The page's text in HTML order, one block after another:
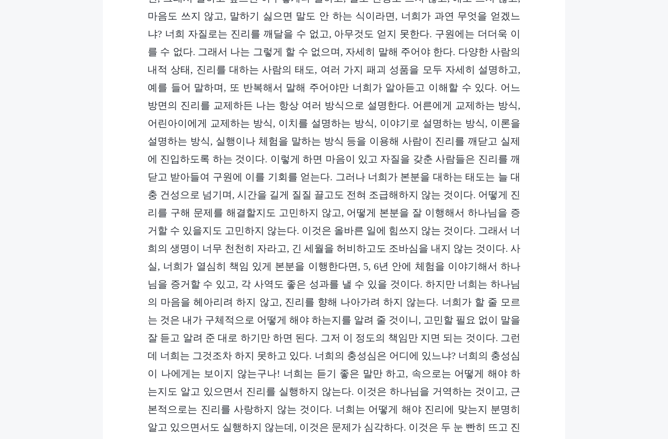
마음도 쓰지 않고, 말하기 싫으면 말도 안 하는 식이라면, 너희가 과연 무엇을 얻겠느
냐? 너희 자질로는 진리를 깨달을 수 없고, 아무것도 얻지 못한다. 구원에는 더더욱 이
를 수 없다. 그래서 나는 그렇게 할 수 없으며, 자세히 말해 주어야 한다. 다양한 사람의
내적 상태, 진리를 대하는 사람의 태도, 여러 가지 패괴 성품을 모두 자세히 설명하고,
예를 들어 말하며, 또 반복해서 말해 주어야만 너희가 알아듣고 이해할 수 있다. 어느
방면의 진리를 교제하든 나는 항상 여러 방식으로 설명한다. 어른에게 교제하는 방식,
어린아이에게 교제하는 방식, 이치를 설명하는 방식, 이야기로 설명하는 방식, 이론을
설명하는 방식, 실행이나 체험을 말하는 방식 등을 이용해 사람이 진리를 깨닫고 실제
에 진입하도록 하는 것이다. 이렇게 하면 마음이 있고 자질을 갖춘 사람들은 진리를 깨
닫고 받아들여 구원에 이를 기회를 얻는다. 그러나 너희가 본분을 대하는 태도는 늘 대
충 건성으로 넘기며, 시간을 길게 질질 끌고도 전혀 조급해하지 않는 것이다. 어떻게 진
리를 구해 문제를 해결할지도 고민하지 않고, 어떻게 본분을 잘 이행해서 하나님을 증
거할 수 있을지도 고민하지 않는다. 이것은 올바른 일에 힘쓰지 않는 것이다. 그래서 너
희의 생명이 너무 천천히 자라고, 긴 세월을 허비하고도 조바심을 내지 않는 것이다. 사
실, 너희가 열심히 책임 있게 본분을 이행한다면, 5, 6년 안에 체험을 이야기해서 하나
님을 증거할 수 있고, 각 사역도 좋은 성과를 낼 수 있을 것이다. 하지만 너희는 하나님
의 마음을 헤아리려 하지 않고, 진리를 향해 나아가려 하지 않는다. 너희가 할 줄 모르
는 것은 내가 구체적으로 어떻게 해야 하는지를 알려 줄 것이니, 고민할 필요 없이 말을
잘 듣고 알려 준 대로 하기만 하면 된다. 그저 이 정도의 책임만 지면 되는 것이다. 그런
데 너희는 그것조차 하지 못하고 있다. 너희의 충성심은 어디에 있느냐? 너희의 충성심
이 나에게는 보이지 않는구나! 너희는 듣기 좋은 말만 하고, 속으로는 어떻게 해야 하
는지도 알고 있으면서 진리를 실행하지 않는다. 이것은 하나님을 거역하는 것이고, 근
본적으로는 진리를 사랑하지 않는 것이다. 너희는 어떻게 해야 진리에 맞는지 분명히
알고 있으면서도 실행하지 않는데, 이것은 문제가 심각하다. 이것은 두 눈 빤히 뜨고 진